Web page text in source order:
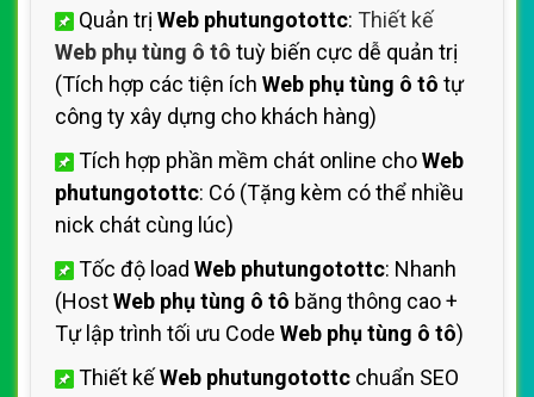
Quản trị Web phutungotottc: Thiết kế
Web phụ tùng ô tô tuỳ biến cực dễ quản trị
(Tích hợp các tiện ích Web phụ tùng ô tô tự
công ty xây dựng cho khách hàng)
Tích hợp phần mềm chát online choWeb
phutungotottc: Có (Tặng kèm có thể nhiều
nick chát cùng lúc)
Tốc độ load Web phutungotottc: Nhanh
(HostWeb phụ tùng ô tô băng thông cao +
Tự lập trình tối ưu Code Web phụ tùng ô tô)
Thiết kếWeb phutungotottc chuẩn SEO